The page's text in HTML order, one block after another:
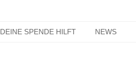
DEINE SPENDE HILFT NEWS